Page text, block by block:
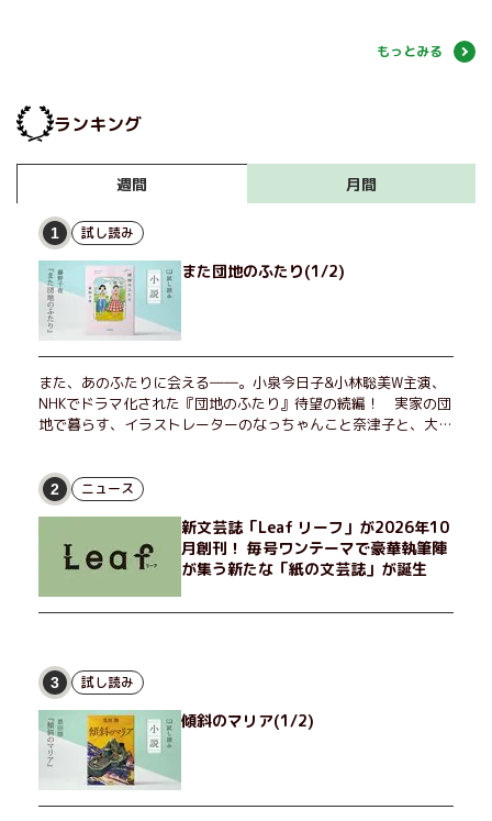
もっとみる
ランキング
週間 月間
1 試し読み
また団地のふたり(1/2)
また、あのふたりに会える――。小泉今日子&小林聡美W主演、
NHKでドラマ化された『団地のふたり』待望の続編！ 実家の団
地で暮らす、イラストレーターのなっちゃんこと奈津子と、大学
げたり、部屋でふたりだけの「台湾映画祭」を催したり。50代
独身、幼なじみの変わらぬ友情とささやかな幸せの日々を描く。
2 ニュース
新文芸誌「Leaf リーフ」が2026年10
月創刊！ 毎号ワンテーマで豪華執筆陣
が集う新たな「紙の文芸誌」が誕生
3 試し読み
傾斜のマリア(1/2)